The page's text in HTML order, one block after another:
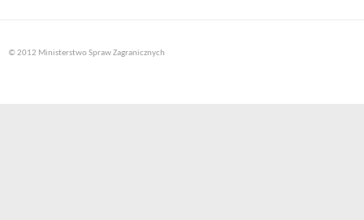
© 2012 Ministerstwo Spraw Zagranicznych